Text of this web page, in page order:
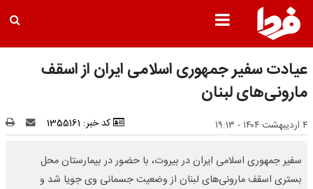
عیادت سفیر جمهوری اسلامی ایران از اسقف
مارونی‌های لبنان
۴ اردیبهشت ۱۴۰۴ - ۱۹:۱۳ کد خبر: 1355161
سفیر جمهوری اسلامی ایران در بیروت، با حضور در بیمارستان محل
بستری اسقف مارونی‌های لبنان از وضعیت جسمانی وی جویا شد و